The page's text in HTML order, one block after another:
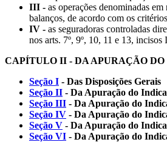
III - as operações denominadas
balanços, de acordo com os
IV - as seguradoras controladas
nos arts. 7º, 9º, 10, 11 e 13, incisos
CAPÍTULO II - DA APURAÇÃO
Seção I - Das Disposições Gerais
Seção II - Da Apuração do
Seção III - Da Apuração do
Seção IV - Da Apuração do
Seção V - Da Apuração do
Seção VI - Da Apuração do